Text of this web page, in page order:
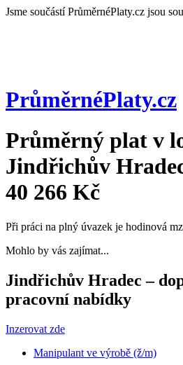
Jsme součástí PrůměrnéPlaty.cz jsou
PrůměrnéPlaty.cz
Průměrný plat v
Jindřichův
40 266 Kč
Při práci na plný úvazek je hodinová
Mohlo by vás zajímat...
Jindřichův Hradec –
pracovní nabídky
Inzerovat zde
Manipulant ve výrobě (ž/m)